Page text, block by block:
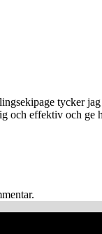
tycker
och effektiv och ge